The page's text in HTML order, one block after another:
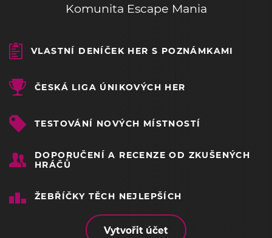
Komunita Escape Mania
VLASTNÍ DENÍČEK HER S POZNÁMKAMI
ČESKÁ LIGA ÚNIKOVÝCH HER
TESTOVÁNÍ NOVÝCH MÍSTNOSTÍ
DOPORUČENÍ A RECENZE OD ZKUŠENÝCH
HRÁČŮ
ŽEBŘÍČKY TĚCH NEJLEPŠÍCH
Vytvořit účet